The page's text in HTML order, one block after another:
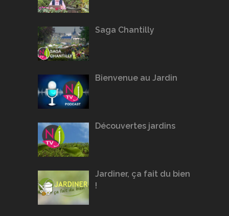
Saga Chantilly
Bienvenue au Jardin
Découvertes jardins
Jardiner, ça fait du bien
!